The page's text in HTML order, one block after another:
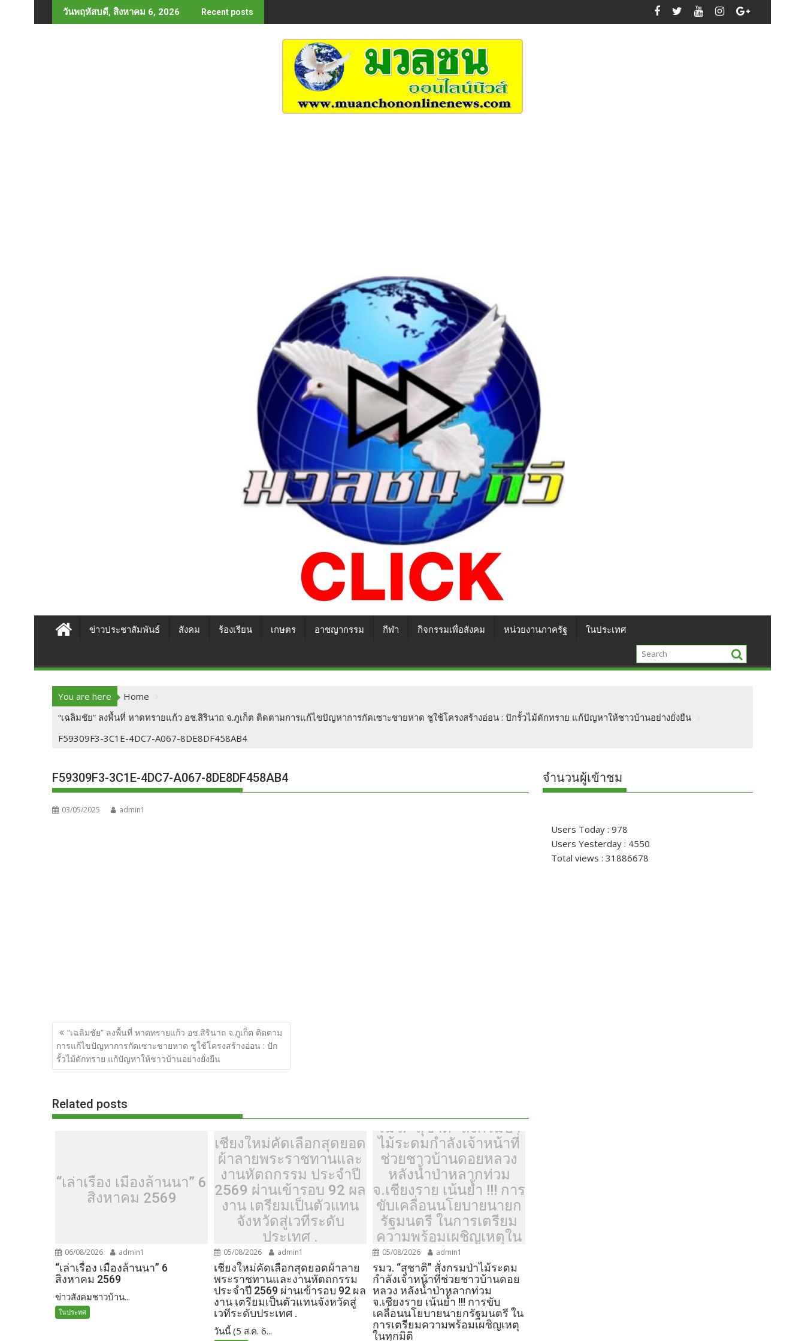
to
วันพฤหัสบดี, สิงหาคม 6, 2026 Recent posts
ข่าวประชาสัมพันธ์ สังคม ร้องเรียน เกษตร อาชญากรรม กีฬา กิจกรรมเพื่อสังคม หน่วยงานภาครัฐ ในประเทศ
You are here
Home
“เฉลิมชัย” ลงพื้นที่ หาดทรายแก้ว อช.สิรินาถ จ.ภูเก็ต ติดตามการแก้ไขปัญหาการกัดเซาะชายหาด ชูใช้โครงสร้างอ่อน : ปักรั้วไม้ดักทราย แก้ปัญหาให้ชาวบ้านอย่างยั่งยืน
F59309F3-3C1E-4DC7-A067-8DE8DF458AB4
F59309F3-3C1E-4DC7-A067-8DE8DF458AB4
03/05/2025 admin1
แนะแนว
เรื่อง
“เฉลิมชัย” ลงพื้นที่ หาดทรายแก้ว อช.สิรินาถ จ.ภูเก็ต ติดตาม
การแก้ไขปัญหาการกัดเซาะชายหาด ชูใช้โครงสร้างอ่อน : ปัก
รั้วไม้ดักทราย แก้ปัญหาให้ชาวบ้านอย่างยั่งยืน
Related posts
“เล่าเรื่อง เมืองล้านนา” 6
สิงหาคม 2569
06/08/2026 admin1
“เล่าเรื่อง เมืองล้านนา” 6
สิงหาคม 2569
ข่าวสังคมชาวบ้าน...
ในประทศ
เชียงใหม่คัดเลือกสุดยอด
ผ้าลายพระราชทานและ
งานหัตถกรรม ประจำปี
2569 ผ่านเข้ารอบ 92 ผล
งาน เตรียมเป็นตัวแทน
จังหวัดสู่เวทีระดับ
ประเทศ .
05/08/2026 admin1
เชียงใหม่คัดเลือกสุดยอดผ้าลาย
พระราชทานและงานหัตถกรรม
ประจำปี 2569 ผ่านเข้ารอบ 92 ผล
งาน เตรียมเป็นตัวแทนจังหวัดสู่
เวทีระดับประเทศ .
วันนี้ (5 ส.ค. 6...
รมว. “สุชาติ” สั่งกรมป่า
ไม้ระดมกำลังเจ้าหน้าที่
ช่วยชาวบ้านดอยหลวง
หลังน้ำป่าหลากท่วม
จ.เชียงราย เน้นย้ำ !!! การ
ขับเคลื่อนนโยบายนายก
รัฐมนตรี ในการเตรียม
ความพร้อมเผชิญเหตุใน
ทุกมิติ
05/08/2026 admin1
รมว. “สุชาติ” สั่งกรมป่าไม้ระดม
กำลังเจ้าหน้าที่ช่วยชาวบ้านดอย
หลวง หลังน้ำป่าหลากท่วม
จ.เชียงราย เน้นย้ำ !!! การขับ
เคลื่อนนโยบายนายกรัฐมนตรี ใน
การเตรียมความพร้อมเผชิญเหตุ
ในทุกมิติ
จำนวนผู้เข้าชม
Users Today : 978
Users Yesterday : 4550
Total views : 31886678